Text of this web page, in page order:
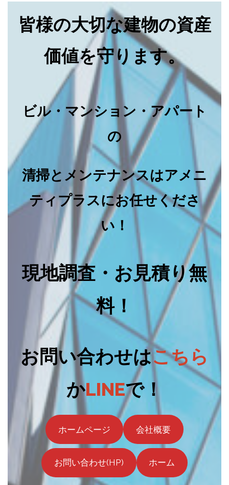
皆様の大切な建物の資産
価値を守ります。
ビル・マンション・アパート
の
清掃とメンテナンスはアメニ
ティプラスにお任せくださ
い！
現地調査・お見積り無
料！
お問い合わせはこちら
かLINEで！
ホームページ 会社概要
お問い合わせ(HP) ホーム